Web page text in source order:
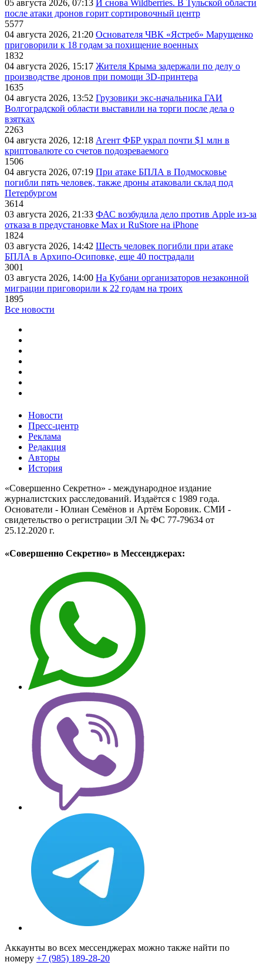
05 августа 2026, 07:13 И снова Wildberries. В Тульской области
после атаки дронов горит сортировочный центр
5577
04 августа 2026, 21:20 Основателя ЧВК «Ястреб» Марущенко
приговорили к 18 годам за похищение военных
1832
04 августа 2026, 15:17 Жителя Крыма задержали по делу о
производстве дронов при помощи 3D‑принтера
1635
04 августа 2026, 13:52 Грузовики экс-начальника ГАИ
Волгоградской области выставили на торги после дела о
взятках
2263
04 августа 2026, 12:18 Агент ФБР украл почти $1 млн в
криптовалюте со счетов подозреваемого
1506
04 августа 2026, 07:19 При атаке БПЛА в Подмосковье
погибли пять человек, также дроны атаковали склад под
Петербургом
3614
03 августа 2026, 21:33 ФАС возбудила дело против Apple из-за
отказа в предустановке Max и RuStore на iPhone
1824
03 августа 2026, 14:42 Шесть человек погибли при атаке
БПЛА в Архипо-Осиповке, еще 40 пострадали
3001
03 августа 2026, 14:00 На Кубани организаторов незаконной
миграции приговорили к 22 годам на троих
1895
Все новости
Новости
Пресс-центр
Реклама
Редакция
Авторы
История
«Совершенно Секретно» - международное издание
журналистских расследований. Издаётся с 1989 года.
Основатели - Юлиан Семёнов и Артём Боровик. CМИ -
свидетельство о регистрации ЭЛ № ФС 77-79634 от
25.12.2020 г.
«Совершенно Секретно» в Мессенджерах:
Аккаунты во всех мессенджерах можно также найти по
номеру +7 (985) 189-28-20